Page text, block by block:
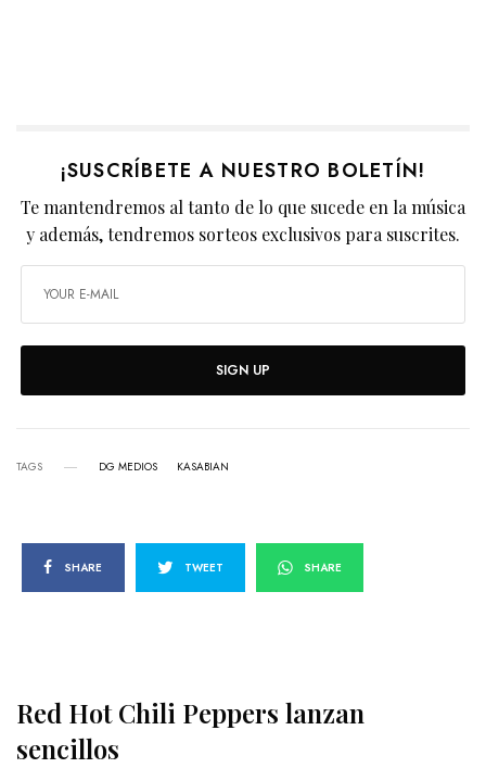
¡SUSCRÍBETE A NUESTRO BOLETÍN!
Te mantendremos al tanto de lo que sucede en la música
y además, tendremos sorteos exclusivos para suscrites.
SIGN UP
TAGS DG MEDIOS KASABIAN
SHARE TWEET SHARE
Red Hot Chili Peppers lanzan
sencillos